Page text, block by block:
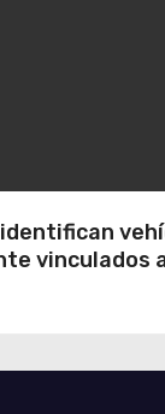
vinculados
Zipaquirá